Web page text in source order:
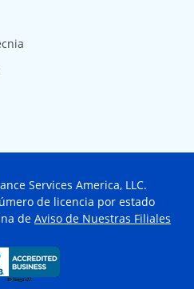
Services America, LLC.
de licencia por estado
de Aviso de Nuestras Filiales